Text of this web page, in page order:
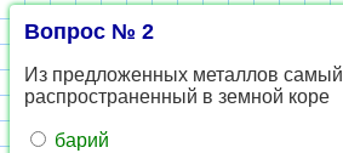
Вопрос № 2
Из предложенных металлов самый
распространенный в земной коре
барий